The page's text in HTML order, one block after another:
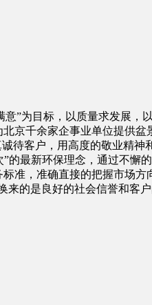
意”为目标，以质量求发展
京千余家企事业单位提供
待客户，用高度的敬业精
的最新环保理念，通过不
准，准确直接的把握市场
的是良好的社会信誉和客